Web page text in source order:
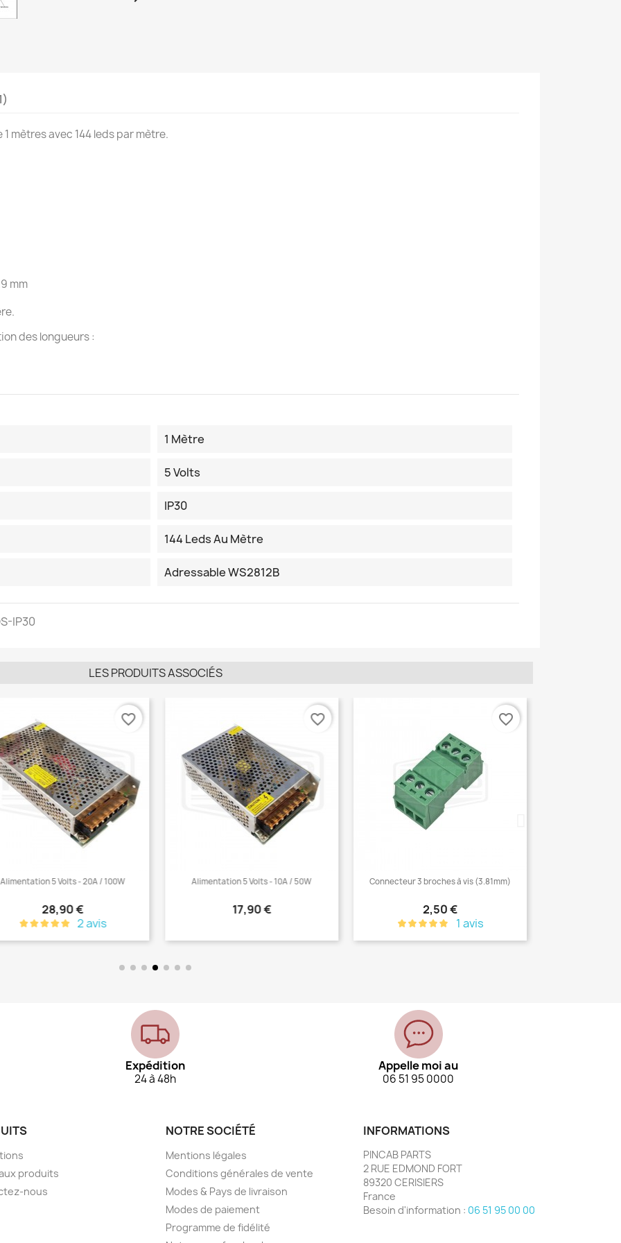
mètres avec 144 leds par mètre.
mm
des longueurs :
1 Mètre
5 Volts
IP30
144 Leds Au Mètre
Adressable WS2812B
IP30
LES PRODUITS ASSOCIÉS
Alimentation 5 Volts - 20A / 100W
Prix
28,90 €
2 avis
favorite_border
Alimentation 5 Volts - 10A / 50W
Prix
17,90 €
favorite_border
Connecteur 3 broches à vis (3.81mm)
Prix
2,50 €
1 avis
favorite_border
Expédition
24 à 48h
Appelle moi au
06 51 95 0000
produits
nous
NOTRE SOCIÉTÉ
Mentions légales
Conditions générales de vente
Modes & Pays de livraison
Modes de paiement
Programme de fidélité
INFORMATIONS
PINCAB PARTS
2 RUE EDMOND FORT
89320 CERISIERS
France
Besoin d'information : 06 51 95 00 00